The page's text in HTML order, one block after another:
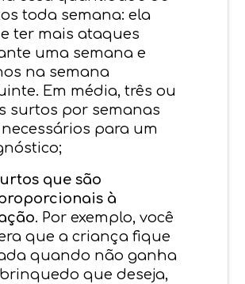
toda semana: ela
ter mais ataques
uma semana e
na semana
Em média, três ou
surtos por semanas
para um
que são
à
. Por exemplo, você
que a criança fique
quando não ganha
que deseja,